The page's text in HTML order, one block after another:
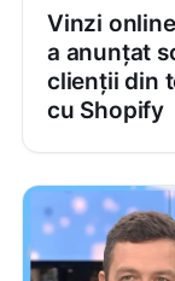
Vinzi
a anunțat
clienții din
cu Shopify